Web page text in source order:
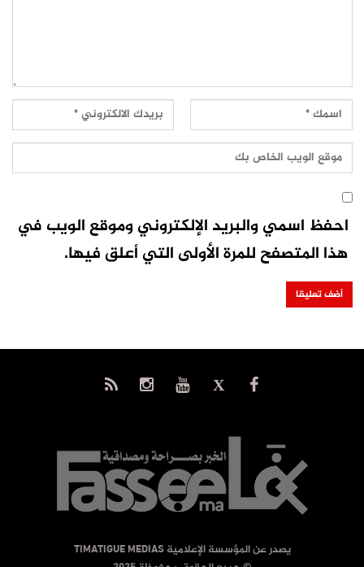
احفظ اسمي والبريد الإلكتروني وموقع الويب في
هذا المتصفح للمرة الأولى التي أعلق فيها.
يصدر عن المؤسسة الإعلامية TIMATIGUE MEDIAS